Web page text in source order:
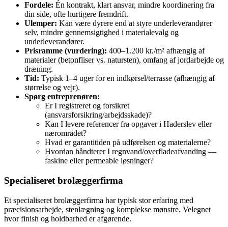
Fordele: Én kontrakt, klart ansvar, mindre koordinering fra
din side, ofte hurtigere fremdrift.
Ulemper: Kan være dyrere end at styre underleverandører
selv, mindre gennemsigtighed i materialevalg og
underleverandører.
Prisramme (vurdering): 400–1.200 kr./m² afhængig af
materialer (betonfliser vs. natursten), omfang af jordarbejde og
dræning.
Tid: Typisk 1–4 uger for en indkørsel/terrasse (afhængig af
størrelse og vejr).
Spørg entreprenøren:
Er I registreret og forsikret
(ansvarsforsikring/arbejdsskade)?
Kan I levere referencer fra opgaver i Haderslev eller
nærområdet?
Hvad er garantitiden på udførelsen og materialerne?
Hvordan håndterer I regnvand/overfladeafvanding —
faskine eller permeable løsninger?
Specialiseret brolæggerfirma
Et specialiseret brolæggerfirma har typisk stor erfaring med
præcisionsarbejde, stenlægning og komplekse mønstre. Velegnet
hvor finish og holdbarhed er afgørende.